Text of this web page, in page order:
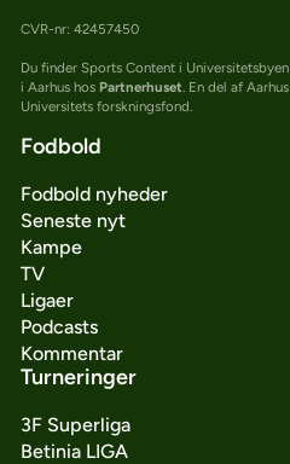
CVR-nr: 42457450
Du finder Sports Content i Universitetsbyen
i Aarhus hos Partnerhuset. En del af Aarhus
Universitets forskningsfond.
Fodbold
Fodbold nyheder
Seneste nyt
Kampe
TV
Ligaer
Podcasts
Kommentar
Turneringer
3F Superliga
Betinia LIGA